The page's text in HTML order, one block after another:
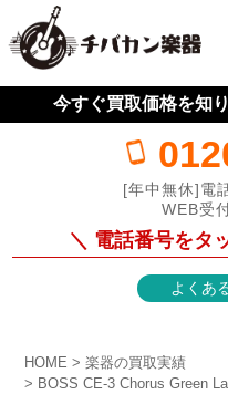
今すぐ買取価格を知
[年中無休]電
WEB受
＼ 電話番号をタ
よくあ
HOME
楽器の買取実績
BOSS CE-3 Chorus Green